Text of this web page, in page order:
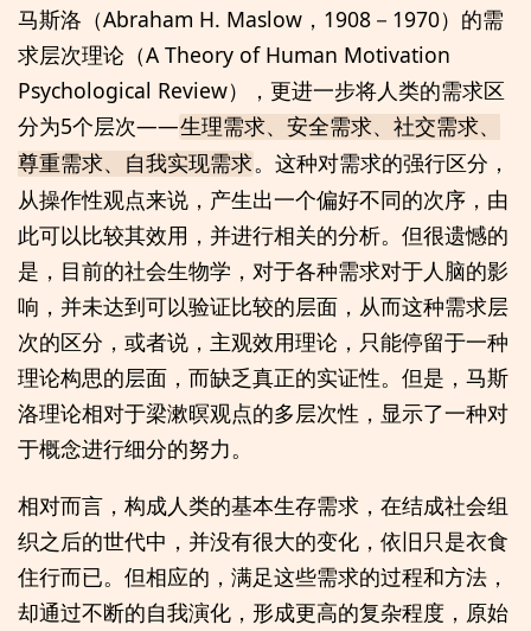
马斯洛（Abraham H. Maslow，1908－1970）的需
求层次理论（A Theory of Human Motivation
Psychological Review），更进一步将人类的需求区
分为5个层次——生理需求、安全需求、社交需求、
尊重需求、自我实现需求。这种对需求的强行区分，
从操作性观点来说，产生出一个偏好不同的次序，由
此可以比较其效用，并进行相关的分析。但很遗憾的
是，目前的社会生物学，对于各种需求对于人脑的影
响，并未达到可以验证比较的层面，从而这种需求层
次的区分，或者说，主观效用理论，只能停留于一种
理论构思的层面，而缺乏真正的实证性。但是，马斯
洛理论相对于梁漱暝观点的多层次性，显示了一种对
于概念进行细分的努力。
相对而言，构成人类的基本生存需求，在结成社会组
织之后的世代中，并没有很大的变化，依旧只是衣食
住行而已。但相应的，满足这些需求的过程和方法，
却通过不断的自我演化，形成更高的复杂程度，原始